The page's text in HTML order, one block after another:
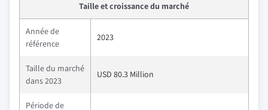
Taille et croissance du marché
Année de
référence
2023
Taille du marché
dans 2023
USD 80.3 Million
Période de